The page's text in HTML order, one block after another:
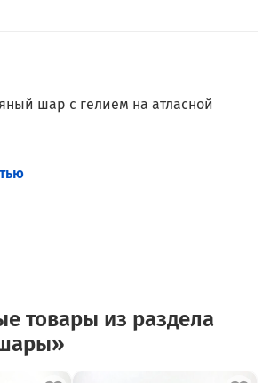
шар с гелием на атласной
товары из раздела